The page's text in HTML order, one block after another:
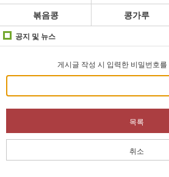
볶음콩
콩가루
공지 및 뉴스
게시글 작성 시 입력한 비밀번호
목록
취소